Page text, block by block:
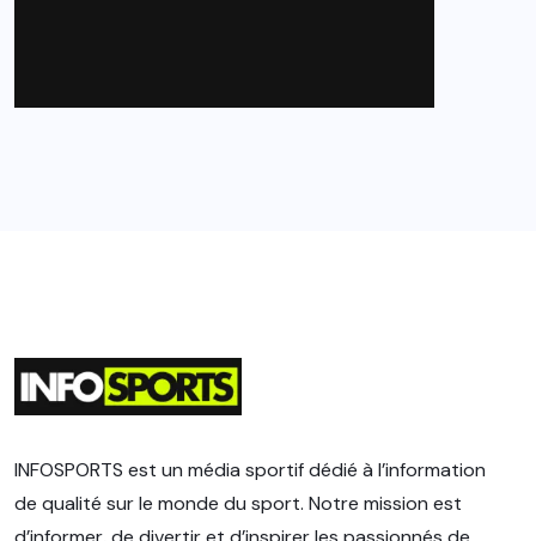
INFOSPORTS est un média sportif dédié à l’information
de qualité sur le monde du sport. Notre mission est